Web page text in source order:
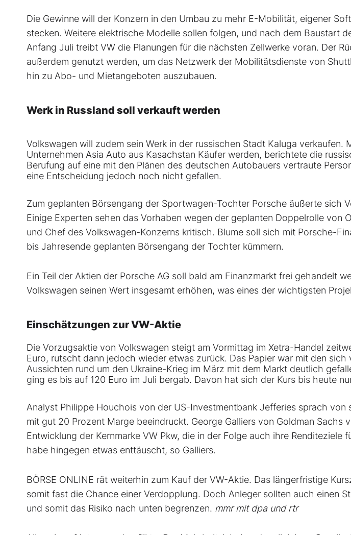
Die Gewinne will der Konzern in den Umbau zu mehr E-Mobilität, eigener
stecken. Weitere elektrische Modelle sollen folgen, und nach dem Baustart
Anfang Juli treibt VW die Planungen für die nächsten Zellwerke voran. Der
außerdem genutzt werden, um das Netzwerk der Mobilitätsdienste von
hin zu Abo- und Mietangeboten auszubauen.
Werk in Russland soll verkauft werden
Volkswagen will zudem sein Werk in der russischen Stadt Kaluga verkaufen.
Unternehmen Asia Auto aus Kasachstan Käufer werden, berichtete die
Berufung auf eine mit den Plänen des deutschen Autobauers vertraute
eine Entscheidung jedoch noch nicht gefallen.
Zum geplanten Börsengang der Sportwagen-Tochter Porsche äußerte sich
Einige Experten sehen das Vorhaben wegen der geplanten Doppelrolle von
und Chef des Volkswagen-Konzerns kritisch. Blume soll sich mit Porsche-
bis Jahresende geplanten Börsengang der Tochter kümmern.
Ein Teil der Aktien der Porsche AG soll bald am Finanzmarkt frei gehandelt
Volkswagen seinen Wert insgesamt erhöhen, was eines der wichtigsten
Einschätzungen zur VW-Aktie
Die Vorzugsaktie von Volkswagen steigt am Vormittag im Xetra-Handel
Euro, rutscht dann jedoch wieder etwas zurück. Das Papier war mit den
Aussichten rund um den Ukraine-Krieg im März mit dem Markt deutlich
ging es bis auf 120 Euro im Juli bergab. Davon hat sich der Kurs bis heute
Analyst Philippe Houchois von der US-Investmentbank Jefferies sprach von
mit gut 20 Prozent Marge beeindruckt. George Galliers von Goldman Sachs
Entwicklung der Kernmarke VW Pkw, die in der Folge auch ihre Renditeziele
habe hingegen etwas enttäuscht, so Galliers.
BÖRSE ONLINE rät weiterhin zum Kauf der VW-Aktie. Das längerfristige
somit fast die Chance einer Verdopplung. Doch Anleger sollten auch einen
und somit das Risiko nach unten begrenzen. mmr mit dpa und rtr